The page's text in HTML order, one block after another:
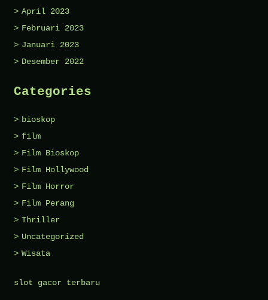
April 2023
Februari 2023
Januari 2023
Desember 2022
Categories
bioskop
film
Film Bioskop
Film Hollywood
Film Horror
Film Perang
Thriller
Uncategorized
Wisata
slot gacor terbaru